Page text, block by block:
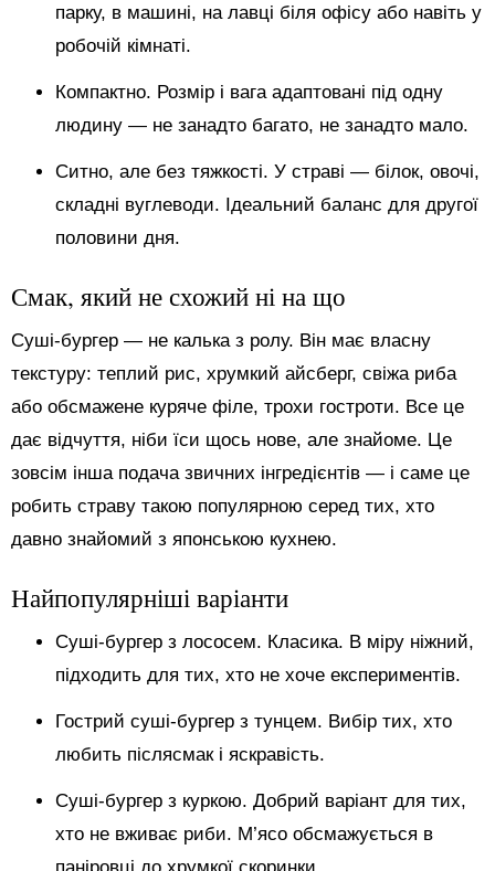
парку, в машині, на лавці біля офісу або навіть у
робочій кімнаті.
Компактно. Розмір і вага адаптовані під одну
людину — не занадто багато, не занадто мало.
Ситно, але без тяжкості. У страві — білок, овочі,
складні вуглеводи. Ідеальний баланс для другої
половини дня.
Смак, який не схожий ні на що
Суші-бургер — не калька з ролу. Він має власну
текстуру: теплий рис, хрумкий айсберг, свіжа риба
або обсмажене куряче філе, трохи гостроти. Все це
дає відчуття, ніби їси щось нове, але знайоме. Це
зовсім інша подача звичних інгредієнтів — і саме це
робить страву такою популярною серед тих, хто
давно знайомий з японською кухнею.
Найпопулярніші варіанти
Суші-бургер з лососем. Класика. В міру ніжний,
підходить для тих, хто не хоче експериментів.
Гострий суші-бургер з тунцем. Вибір тих, хто
любить післясмак і яскравість.
Суші-бургер з куркою. Добрий варіант для тих,
хто не вживає риби. М’ясо обсмажується в
паніровці до хрумкої скоринки.